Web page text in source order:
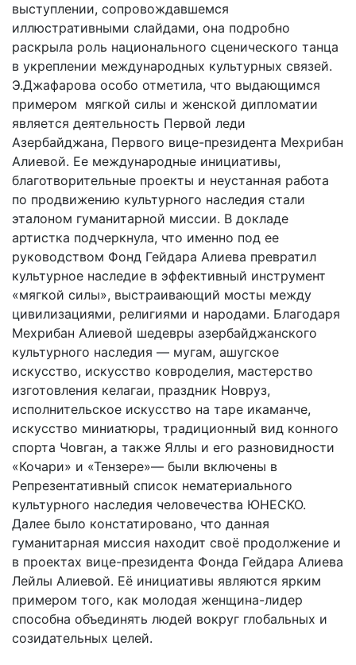
выступлении, сопровождавшемся
иллюстративными слайдами, она подробно
раскрыла роль национального сценического танца
в укреплении международных культурных связей.
Э.Джафарова особо отметила, что выдающимся
примером мягкой силы и женской дипломатии
является деятельность Первой леди
Азербайджана, Первого вице-президента Мехрибан
Алиевой. Ее международные инициативы,
благотворительные проекты и неустанная работа
по продвижению культурного наследия стали
эталоном гуманитарной миссии. В докладе
артистка подчеркнула, что именно под ее
руководством Фонд Гейдара Алиева превратил
культурное наследие в эффективный инструмент
«мягкой силы», выстраивающий мосты между
цивилизациями, религиями и народами. Благодаря
Мехрибан Алиевой шедевры азербайджанского
культурного наследия — мугам, ашугское
искусство, искусство ковроделия, мастерство
изготовления келагаи, праздник Новруз,
исполнительское искусство на таре икаманче,
искусство миниатюры, традиционный вид конного
спорта Човган, а также Яллы и его разновидности
«Кочари» и «Тензере»— были включены в
Репрезентативный список нематериального
культурного наследия человечества ЮНЕСКО.
Далее было констатировано, что данная
гуманитарная миссия находит своё продолжение и
в проектах вице-президента Фонда Гейдара Алиева
Лейлы Алиевой. Её инициативы являются ярким
примером того, как молодая женщина-лидер
способна объединять людей вокруг глобальных и
созидательных целей.